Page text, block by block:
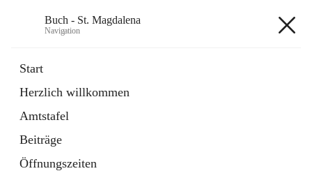
Buch - St. Magdalena
Navigation
Start
Herzlich willkommen
Amtstafel
Beiträge
Öffnungszeiten
11 Schnellzugriffe
Bürgerservice
10 Schnellzugriffe